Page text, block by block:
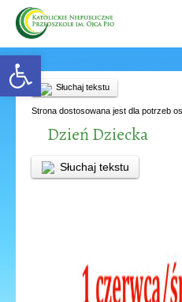
Open toolbar
Słuchaj tekstu
Strona dostosowana jest dla potrzeb
Dzień Dziecka
Słuchaj tekstu